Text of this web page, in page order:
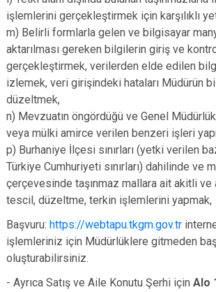
işlemlerini gerçekleştirmek için karşılıklı
m) Belirli formlarla gelen ve bilgisayar
aktarılması gereken bilgilerin giriş ve
gerçekleştirmek, verilerden elde edilen
izlemek, veri girişindeki hataları Müdürün
düzeltmek,
n) Mevzuatın öngördüğü ve Genel
veya mülki amirce verilen benzeri işleri
p) Burhaniye İlçesi sınırları (yetki verilen
Türkiye Cumhuriyeti sınırları) dahilinde ve
çerçevesinde taşınmaz mallara ait akitli
tescil, düzeltme, terkin işlemlerini yapmak,
Başvuru: https://webtapu.tkgm.gov.tr
işlemleriniz için Müdürlüklere gitmeden
oluşturabilirsiniz.
- Ayrıca Satış ve Aile Konutu Şerhi için Alo